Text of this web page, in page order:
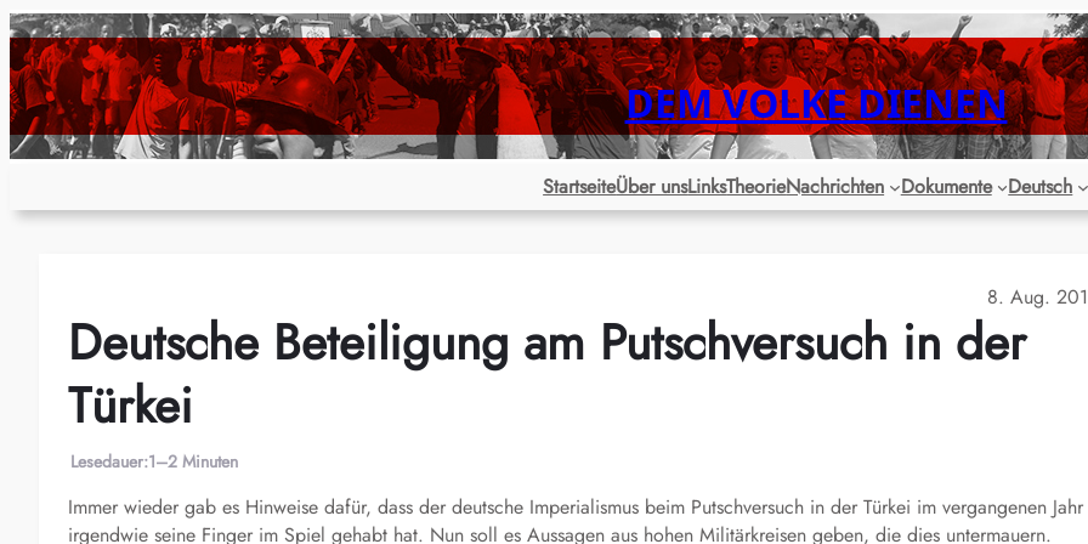
Zum
Inhalt
springen
DEM VOLKE DIENEN
StartseiteÜber unsLinksTheorieNachrichten Dokumente Deutsch
8. Aug.
Deutsche Beteiligung am Putschversuch in der
Türkei
Lesedauer:1–2 Minuten
Immer wieder gab es Hinweise dafür, dass der deutsche Imperialismus beim Putschversuch in der Türkei im vergangenen Jahr
irgendwie seine Finger im Spiel gehabt hat. Nun soll es Aussagen aus hohen Militärkreisen geben, die dies untermauern.